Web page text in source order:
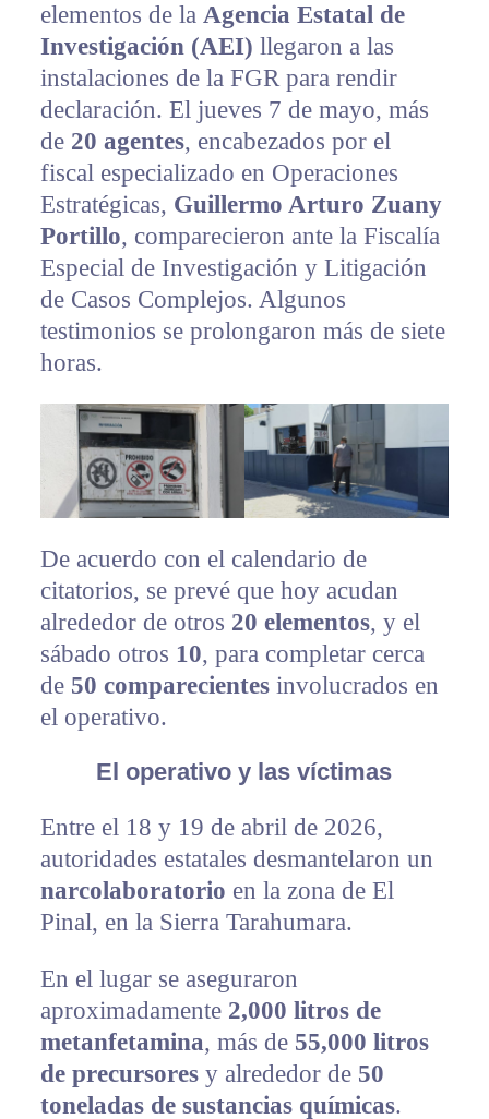
elementos de la Agencia Estatal de
Investigación (AEI) llegaron a las
instalaciones de la FGR para rendir
declaración. El jueves 7 de mayo, más
de 20 agentes, encabezados por el
fiscal especializado en Operaciones
Estratégicas, Guillermo Arturo Zuany
Portillo, comparecieron ante la Fiscalía
Especial de Investigación y Litigación
de Casos Complejos. Algunos
testimonios se prolongaron más de siete
horas.
De acuerdo con el calendario de
citatorios, se prevé que hoy acudan
alrededor de otros 20 elementos, y el
sábado otros 10, para completar cerca
de 50 comparecientesinvolucrados en
el operativo.
El operativo y las víctimas
Entre el 18 y 19 de abril de 2026,
autoridades estatales desmantelaron un
narcolaboratorio en la zona de El
Pinal, en la Sierra Tarahumara.
En el lugar se aseguraron
aproximadamente 2,000 litros de
metanfetamina, más de 55,000 litros
de precursoresy alrededor de 50
toneladas de sustancias químicas.